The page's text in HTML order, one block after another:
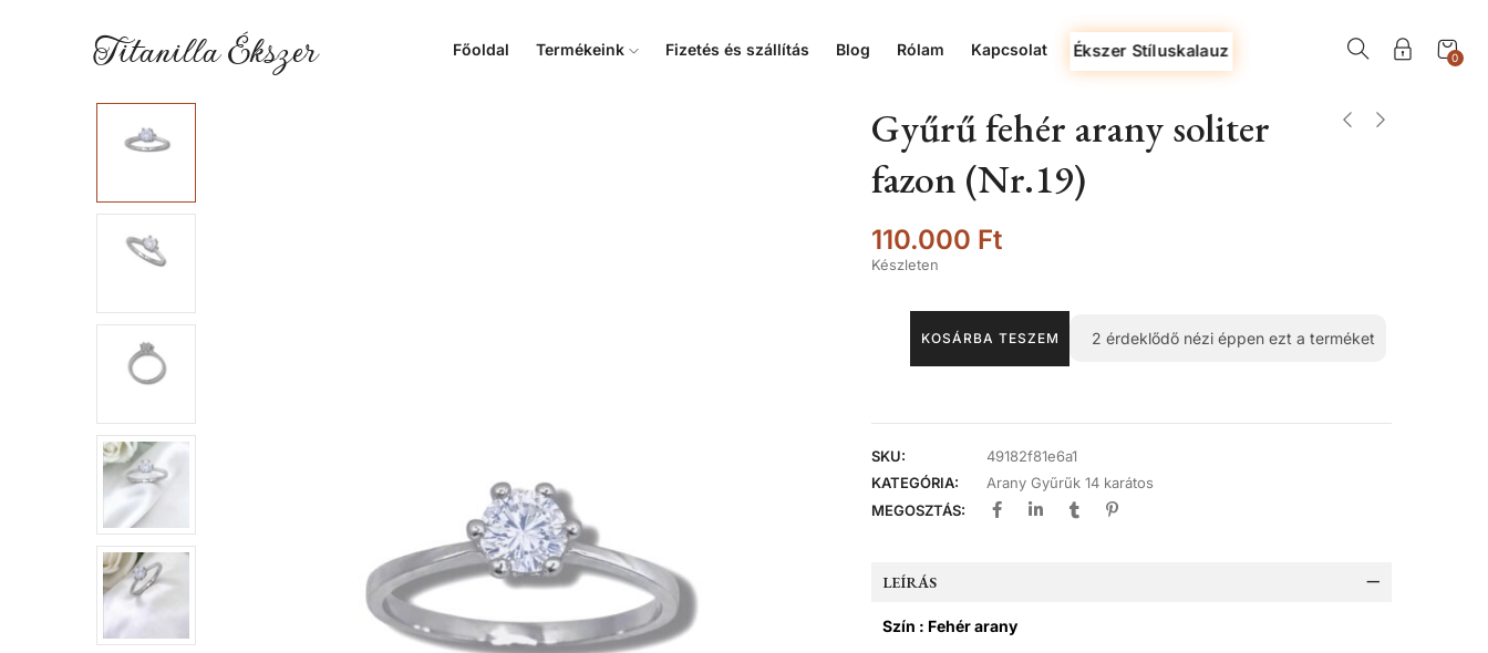
Titanilla Ékszer Főoldal Termékeink Fizetés és szállítás Blog Rólam Kapcsolat Ékszer Stíluskalauz 0
Gyűrű fehér arany soliter
fazon (Nr.19)
110.000 Ft
Készleten
KOSÁRBA TESZEM 2 érdeklődő nézi éppen ezt a terméket
SKU:
49182f81e6a1
KATEGÓRIA:
Arany Gyűrűk 14 karátos
MEGOSZTÁS:
LEÍRÁS
Szín : Fehér arany